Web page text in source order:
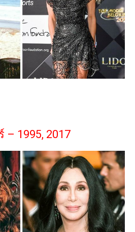
– 1995, 2017